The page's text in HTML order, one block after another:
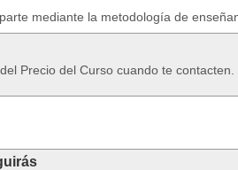
mediante la metodología de
Precio del Curso cuando te contacten.